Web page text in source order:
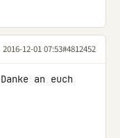
2016-12-01 07:53#4812452
an euch